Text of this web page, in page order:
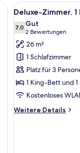
Alle
Fotos
für
Deluxe-
Zimmer,
1 King-
Bett
und
Schlafsofa
anzeigen
9
Deluxe-Zimmer,
7,07,0 von 10
Gut
2 Bewertungen
(2
Bewertungen)
26 m²
1 Schlafzimmer
Platz für 3
1 King-Bett und
Kostenloses
Weitere Details
Weitere